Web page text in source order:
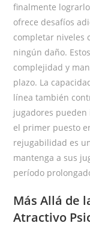
finalmente
ofrece desafíos
completar niveles
ningún daño.
complejidad y
plazo. La
línea también
jugadores
el primer puesto
rejugabilidad es
mantenga a sus
período
Más Allá de
Atractivo